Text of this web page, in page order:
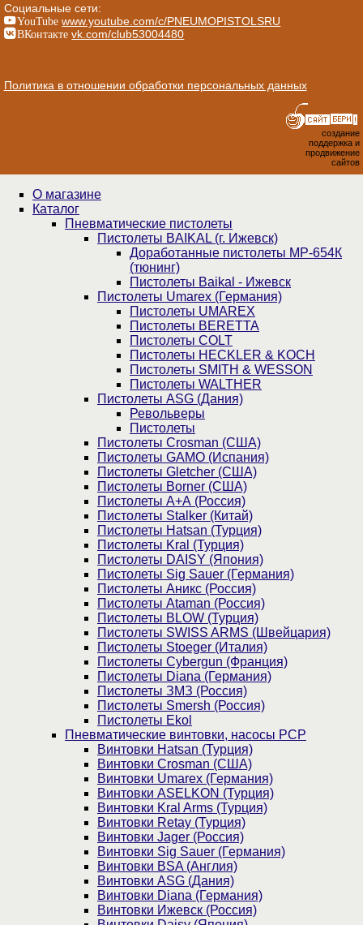
Социальные сети:
YouTube www.youtube.com/c/PNEUMOPISTOLSRU
ВКонтакте vk.com/club53004480
Политика в отношении обработки персональных данных
создание
поддержка и
продвижение
сайтов
О магазине
Каталог
Пнев­ма­ти­чес­кие пистолеты
Пистолеты BAIKAL (г. Ижевск)
Доработанные пистолеты МР-654К
(тюнинг)
Пистолеты Baikal - Ижевск
Пистолеты Umarex (Германия)
Пистолеты UMAREX
Пистолеты BERETTA
Пистолеты COLT
Пистолеты HECKLER & KOCH
Пистолеты SMITH & WESSON
Пистолеты WALTHER
Пистолеты ASG (Дания)
Револьверы
Пистолеты
Пистолеты Crosman (США)
Пистолеты GAMO (Испания)
Пистолеты Gletcher (США)
Пистолеты Borner (США)
Пистолеты А+А (Россия)
Пистолеты Stalker (Китай)
Пистолеты Hatsan (Турция)
Пистолеты Kral (Турция)
Пистолеты DAISY (Япония)
Пистолеты Sig Sauer (Германия)
Пистолеты Аникс (Россия)
Пистолеты Ataman (Россия)
Пистолеты BLOW (Турция)
Пистолеты SWISS ARMS (Швейцария)
Пистолеты Stoeger (Италия)
Пистолеты Cybergun (Франция)
Пистолеты Diana (Германия)
Пистолеты ЗМЗ (Россия)
Пистолеты Smersh (Россия)
Пистолеты Ekol
Пневматические винтовки, насосы PCP
Винтовки Hatsan (Турция)
Винтовки Crosman (США)
Винтовки Umarex (Германия)
Винтовки ASELKON (Турция)
Винтовки Kral Arms (Турция)
Винтовки Retay (Турция)
Винтовки Jager (Россия)
Винтовки Sig Sauer (Германия)
Винтовки BSA (Англия)
Винтовки ASG (Дания)
Винтовки Diana (Германия)
Винтовки Ижевск (Россия)